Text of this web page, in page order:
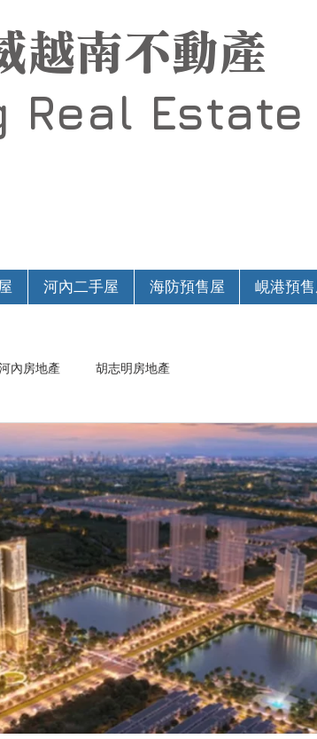
越南不動產
Real Estate
河內二手屋 海防預售屋 峴港預
內房地產 胡志明房地產